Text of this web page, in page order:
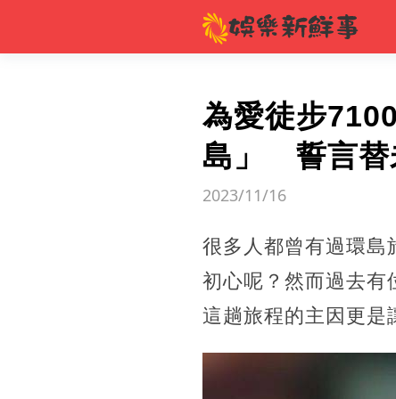
為愛徒步
島」 誓言替
2023/11/16
很多人都曾有過環島
初心呢？然而過去有
這趟旅程的主因更是